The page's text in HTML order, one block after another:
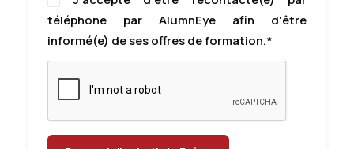
téléphone par AlumnEye afin d'être
informé(e) de ses offres de formation.*